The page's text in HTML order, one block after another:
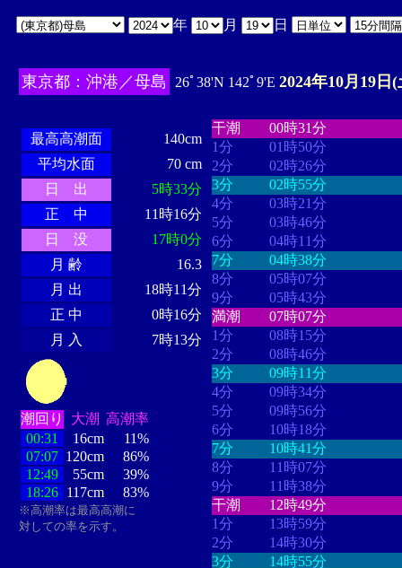
年 月 日
東京都：沖港／母島 26ﾟ38'N 142ﾟ9'E 2024年10月19日(
最高高潮面
140cm
平均水面
70 cm
日 出
5時33分
正 中
11時16分
日 没
17時0分
月 齢
16.3
月 出
18時11分
正 中
0時16分
月 入
7時13分
潮回り 大潮 高潮率
00:31
16cm
11%
07:07 120cm
86%
12:49
55cm
39%
18:26 117cm 83%
※高潮率は最高高潮に
対しての率を示す。
干潮
00時31分
1分
01時50分
2分
02時26分
3分
02時55分
4分
03時21分
5分
03時46分
6分
04時11分
7分
04時38分
8分
05時07分
9分
05時43分
満潮
07時07分
1分
08時15分
2分
08時46分
3分
09時11分
4分
09時34分
5分
09時56分
6分
10時18分
7分
10時41分
8分
11時07分
9分
11時38分
干潮
12時49分
1分
13時59分
2分
14時30分
3分
14時55分